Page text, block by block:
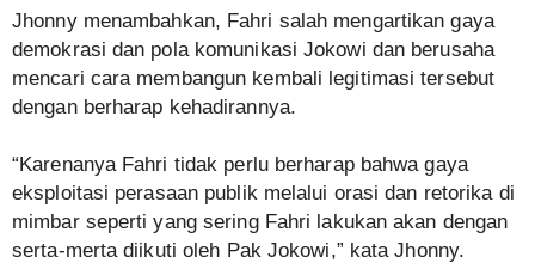
Jhonny menambahkan, Fahri salah mengartikan gaya
demokrasi dan pola komunikasi Jokowi dan berusaha
mencari cara membangun kembali legitimasi tersebut
dengan berharap kehadirannya.
“Karenanya Fahri tidak perlu berharap bahwa gaya
eksploitasi perasaan publik melalui orasi dan retorika di
mimbar seperti yang sering Fahri lakukan akan dengan
serta-merta diikuti oleh Pak Jokowi,” kata Jhonny.